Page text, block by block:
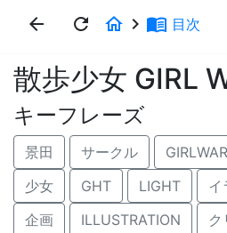
arrow_back refresh home keyboard_arrow_right menu_book 目次
散歩少女 GIRL
キーフレーズ
景田 サークル
少女
GHT LIGHT イ
企画
ILLUSTRATION ク